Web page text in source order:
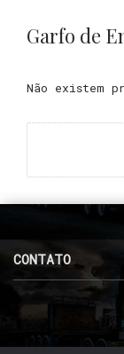
Garfo de
Não existem
CONTATO